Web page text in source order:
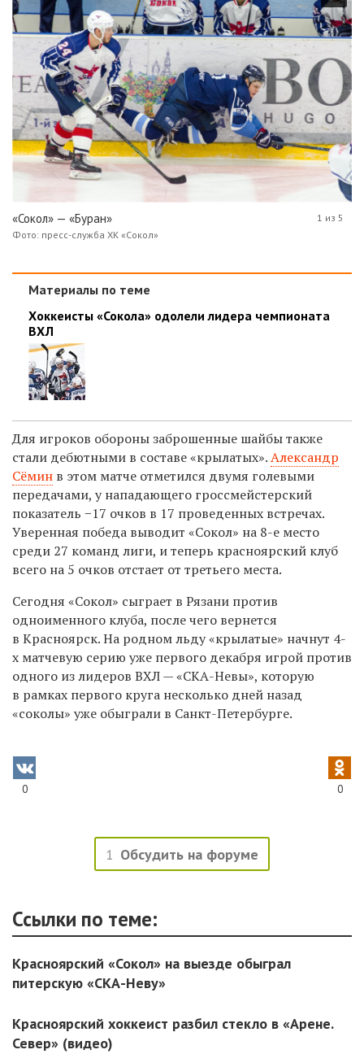
«Сокол» — «Буран»
Фото: пресс-служба ХК «Сокол»
1 из 5
Материалы по теме
Хоккеисты «Сокола» одолели лидера чемпионата
ВХЛ
Для игроков обороны заброшенные шайбы также
стали дебютными в составе «крылатых».Александр
Сёмин в этом матче отметился двумя голевыми
передачами, у нападающего гроссмейстерский
показатель −17 очков в 17 проведенных встречах.
Уверенная победа выводит «Сокол» на 8-е место
среди 27 команд лиги, и теперь красноярский клуб
всего на 5 очков отстает от третьего места.
Сегодня «Сокол» сыграет в Рязани против
одноименного клуба, после чего вернется
в Красноярск. На родном льду «крылатые» начнут 4-
х матчевую серию уже первого декабря игрой против
одного из лидеров ВХЛ — «СКА-Невы», которую
в рамках первого круга несколько дней назад
«соколы» уже обыграли в Санкт-Петербурге.
0 0
1 Обсудить на форуме
Ссылки по теме:
Красноярский «Сокол» на выезде обыграл
питерскую «СКА-Неву»
Красноярский хоккеист разбил стекло в «Арене.
Север» (видео)